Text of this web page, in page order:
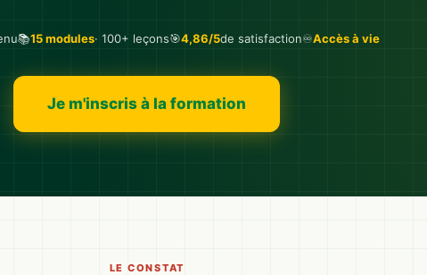
📚15 modules· 100+ leçons🎯4,86/5de satisfaction♾️Accès à vie
Je m'inscris à la formation
LE CONSTAT